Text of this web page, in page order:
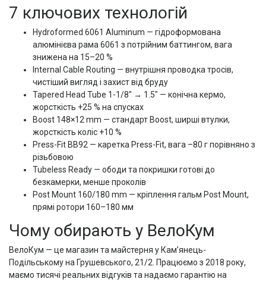
7 ключових технологій
Hydroformed 6061 Aluminum — гідроформована
алюмінієва рама 6061 з потрійним баттингом, вага
знижена на 15–20 %
Internal Cable Routing — внутрішня проводка тросів,
чистіший вигляд і захист від бруду
Tapered Head Tube 1-1/8" → 1.5" — конічна кермо,
жорсткість +25 % на спусках
Boost 148×12 mm — стандарт Boost, ширші втулки,
жорсткість коліс +10 %
Press-Fit BB92 — каретка Press-Fit, вага –80 г порівняно з
різьбовою
Tubeless Ready — ободи та покришки готові до
безкамерки, менше проколів
Post Mount 160/180 mm — кріплення гальм Post Mount,
прямі ротори 160–180 мм
Чому обирають у ВелоКум
ВелоКум — це магазин та майстерня у Кам’янець-
Подільському на Грушевського, 21/2. Працюємо з 2018 року,
маємо тисячі реальних відгуків та надаємо гарантію на